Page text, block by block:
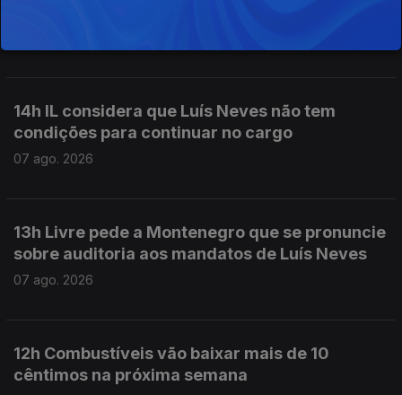
14h IL considera que Luís Neves não tem
condições para continuar no cargo
07 ago. 2026
13h Livre pede a Montenegro que se pronuncie
sobre auditoria aos mandatos de Luís Neves
07 ago. 2026
12h Combustíveis vão baixar mais de 10
cêntimos na próxima semana